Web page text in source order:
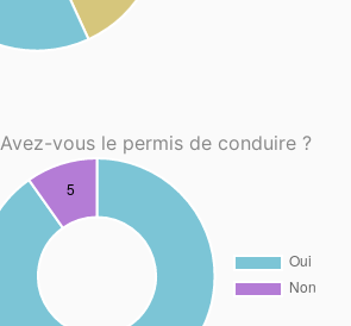
Avez-vous le permis de conduire ?